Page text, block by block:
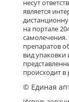
несут
является
на портале
препаратов
вид упаковки
происходит
© Единая